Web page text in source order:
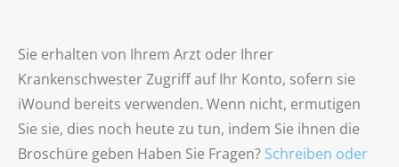
Sie erhalten von Ihrem Arzt oder Ihrer
Krankenschwester Zugriff auf Ihr Konto, sofern sie
iWound bereits verwenden. Wenn nicht, ermutigen
Sie sie, dies noch heute zu tun, indem Sie ihnen die
Broschüre geben Haben Sie Fragen? Schreiben oder